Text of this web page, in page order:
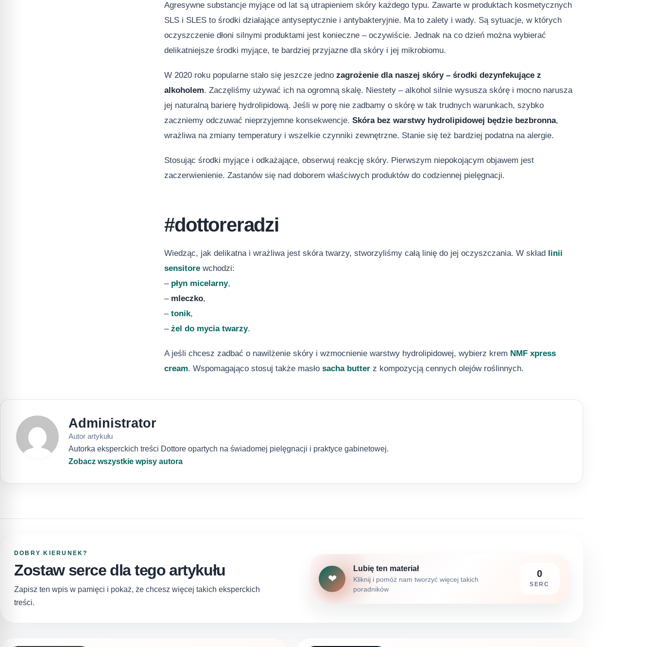
Agresywne substancje myjące od lat są utrapieniem skóry każdego typu. Zawarte w produktach kosmetycznych
SLS i SLES to środki działające antyseptycznie i antybakteryjnie. Ma to zalety i wady. Są sytuacje, w których
oczyszczenie dłoni silnymi produktami jest konieczne – oczywiście. Jednak na co dzień można wybierać
delikatniejsze środki myjące, te bardziej przyjazne dla skóry i jej mikrobiomu.
W 2020 roku popularne stało się jeszcze jednozagrożenie dla naszej skóry – środki dezynfekujące z
alkoholem. Zaczęliśmy używać ich na ogromną skalę. Niestety – alkohol silnie wysusza skórę i mocno narusza
jej naturalną barierę hydrolipidową. Jeśli w porę nie zadbamy o skórę w tak trudnych warunkach, szybko
zaczniemy odczuwać nieprzyjemne konsekwencje.Skóra bez warstwy hydrolipidowej będzie bezbronna,
wrażliwa na zmiany temperatury i wszelkie czynniki zewnętrzne. Stanie się też bardziej podatna na alergie.
Stosując środki myjące i odkażające, obserwuj reakcję skóry. Pierwszym niepokojącym objawem jest
zaczerwienienie. Zastanów się nad doborem właściwych produktów do codziennej pielęgnacji.
#dottoreradzi
Wiedząc, jak delikatna i wrażliwa jest skóra twarzy, stworzyliśmy całą linię do jej oczyszczania. W skład
linii
sensitore wchodzi:
– płyn micelarny,
– mleczko,
–tonik,
–żel do mycia twarzy.
A jeśli chcesz zadbać o nawilżenie skóry i wzmocnienie warstwy hydrolipidowej, wybierz krem NMF xpress
cream. Wspomagająco stosuj także masłosacha butter z kompozycją cennych olejów roślinnych.
Administrator
Autor artykułu
Autorka eksperckich treści Dottore opartych na świadomej pielęgnacji i praktyce gabinetowej.
Zobacz wszystkie wpisy autora
DOBRY KIERUNEK?
Zostaw serce dla tego artykułu
Zapisz ten wpis w pamięci i pokaż, że chcesz więcej takich eksperckich
treści.
❤
Lubię ten materiał
Kliknij i pomóż nam tworzyć więcej takich
poradników
0
SERC